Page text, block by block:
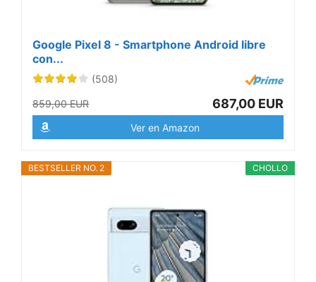
Google Pixel 8 - Smartphone Android libre
con...
(508)
859,00 EUR 687,00 EUR
Ver en Amazon
CHOLLO
BESTSELLER NO. 2